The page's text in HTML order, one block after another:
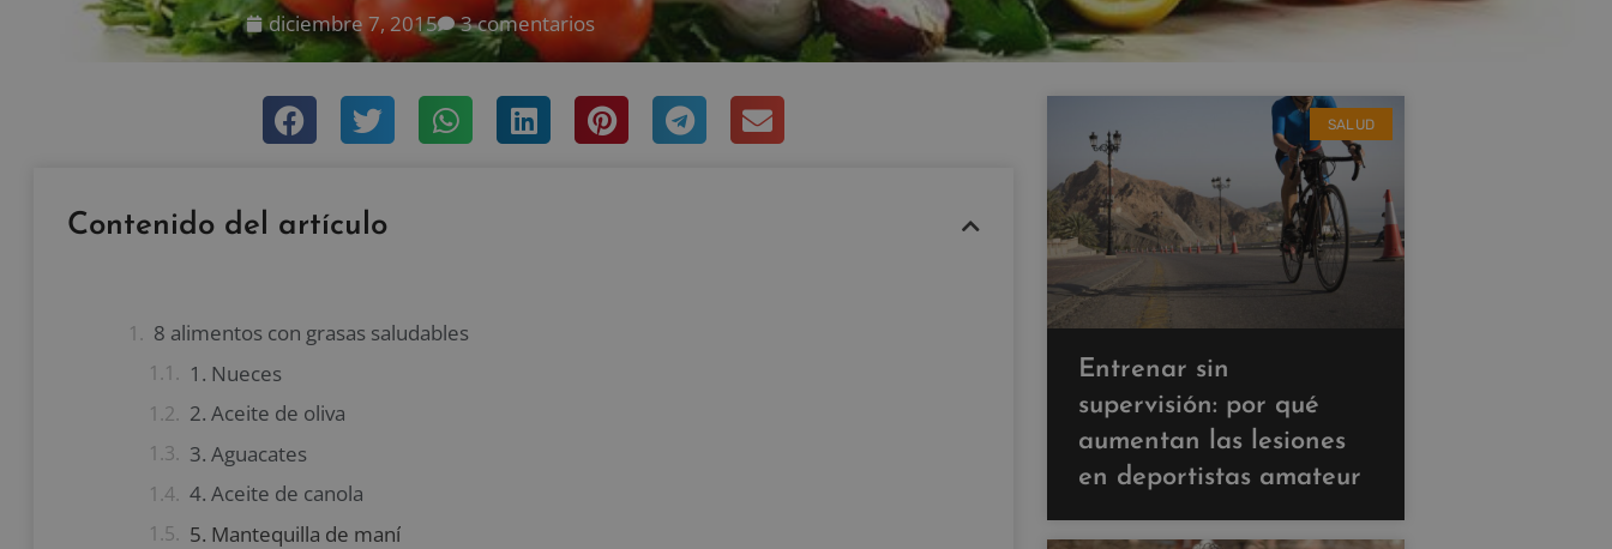
diciembre 7, 2015 3 comentarios
Contenido del artículo
8 alimentos con grasas saludables
1. Nueces
2. Aceite de oliva
3. Aguacates
4. Aceite de canola
5. Mantequilla de maní
SALUD
Entrenar sin
supervisión: por qué
aumentan las lesiones
en deportistas amateur